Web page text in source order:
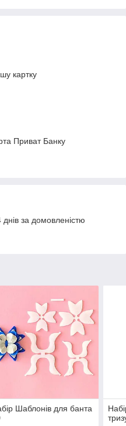
картку
Приват Банку
за домовленістю
Шаблонів для банта